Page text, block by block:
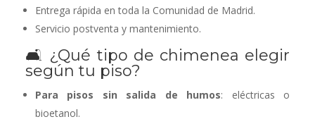
Entrega rápida en toda la Comunidad de Madrid.
Servicio postventa y mantenimiento.
🛋️ ¿Qué tipo de chimenea elegir
según tu piso?
Para pisos sin salida de humos: eléctricas o
bioetanol.